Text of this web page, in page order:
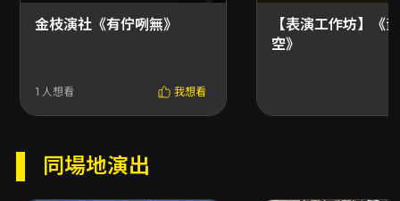
力。 本次演出由施冬麟擔任總導演，並由李允
中、曾鏵萱、王品果等導演分別參與不同劇作的
導演工作；楊書愷擔任編劇指導，燈光與音響分
筠蓮、鄭米伶、游素禎、廖翎雯、胡耀榕、施麗
蓉、蕭甄珍、張永親、吳禾欣、黃仟沄、許惠芳
詩環境劇場」實踐聞名，強調從土地出發的文化
生長，並以社區參與、工作坊與巡演等方式將劇
金枝演社《有佇咧無》
1 人想看 我想看
【表演工作坊】《
空》
同場地演出